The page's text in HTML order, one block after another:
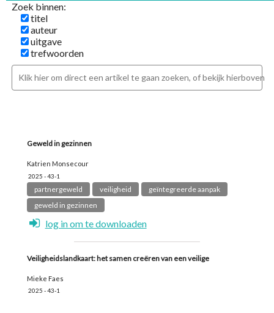
Zoek binnen:
titel
auteur
uitgave
trefwoorden
Geweld in gezinnen
Katrien Monsecour
2025 - 43-1
partnergeweld veiligheid
geïntegreerde aanpak
geweld in gezinnen
log in om te downloaden
Veiligheidslandkaart: het samen creëren van een veilige
Mieke Faes
2025 - 43-1